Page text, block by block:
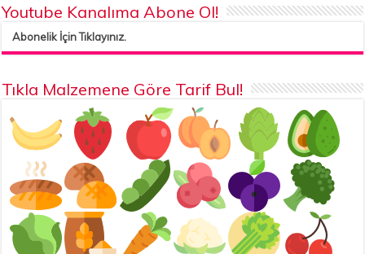
Youtube Kanalıma Abone Ol!
Abonelik İçin Tıklayınız.
Tıkla Malzemene Göre Tarif Bul!